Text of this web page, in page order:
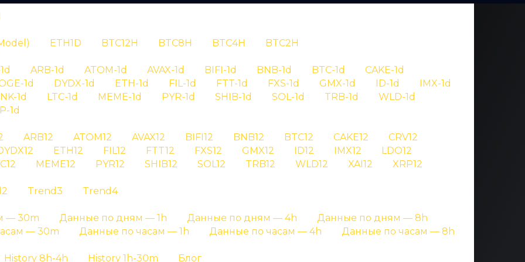
ETH1D BTC12H BTC8H BTC4H
BTC2H
ARB-1d ATOM-1d AVAX-1d BIFI-1d BNB-1d BTC-1d
CAKE-1d
1d DYDX-1d ETH-1d FIL-1d FTT-1d FXS-1d GMX-1d ID-1d
IMX-1d
1d LTC-1d MEME-1d PYR-1d SHIB-1d SOL-1d TRB-1d
WLD-1d
1d
ARB12 ATOM12 AVAX12 BIFI12 BNB12 BTC12 CAKE12
CRV12
ETH12 FIL12 FTT12 FXS12 GMX12 ID12 IMX12
LDO12
MEME12 PYR12 SHIB12 SOL12 TRB12 WLD12 XAI12
XRP12
Trend3
Trend4
— 30m
Данные по дням — 1h Данные по дням — 4h
Данные по дням — 8h
— 30m
Данные по часам — 1h Данные по часам — 4h
Данные по часам — 8h
History 8h-4h History 1h-30m Блог
сигналов bifi30
на графике результатов и на отдельных страницах с подробными данными
Главная страница» История сигналов